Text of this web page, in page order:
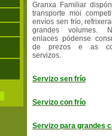
Granxa Familiar
transporte moi
envíos sen frío,
grandes volumes.
enlaces pódense
de prezos e as
servizos.
Servizo sen frío
Servizo con frío
Servizo para grandes